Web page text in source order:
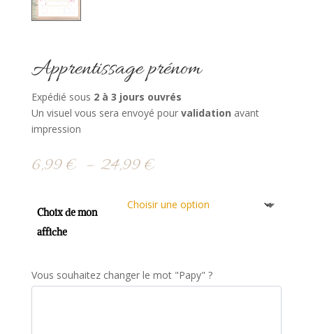
Apprentissage prénom
Expédié sous 2 à 3 jours ouvrés
Un visuel vous sera envoyé pour validation avant
impression
6,99€ – 24,99€Plage
prix :
6,99 €
Choix de mon
affiche
Vous souhaitez changer le mot "Papy" ?